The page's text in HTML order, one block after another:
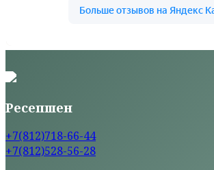
Ресепшен
+7(812)718-66-44
+7(812)528-56-28